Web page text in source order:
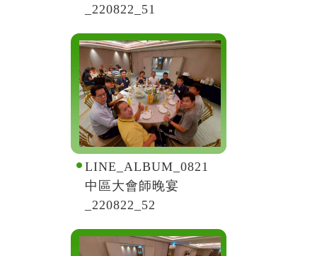
_220822_51
LINE_ALBUM_0821
中區大會師晚宴
_220822_52